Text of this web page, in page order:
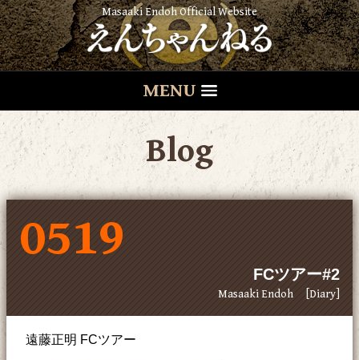
Masaaki Endoh Official Website
MENU
Blog
0519
FCツアー#2
Masaaki Endoh [Diary]
遠藤正明 FCツアー